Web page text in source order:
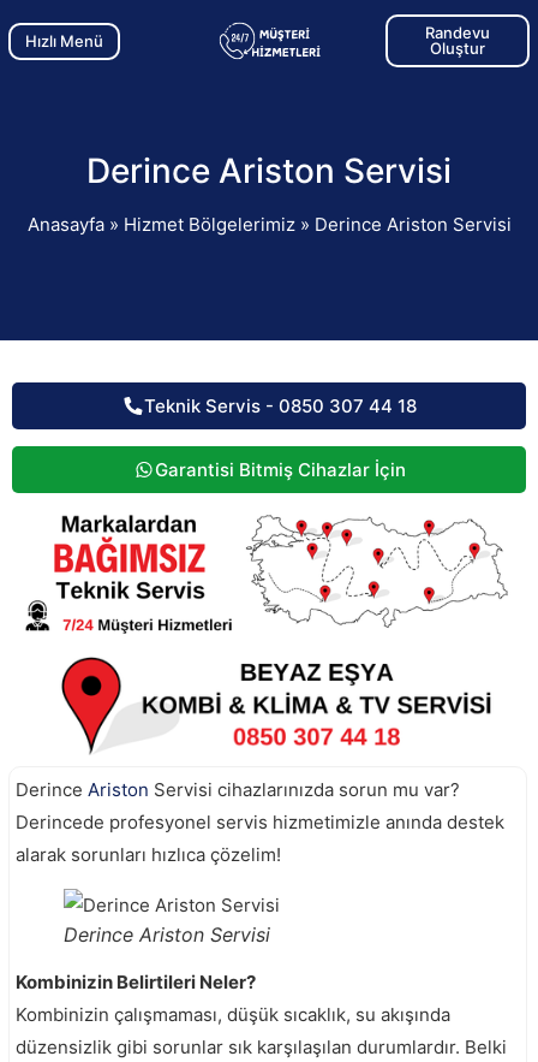
Hızlı Menü
Randevu
Oluştur
Derince Ariston Servisi
Anasayfa» Hizmet Bölgelerimiz» Derince Ariston Servisi
Teknik Servis - 0850 307 44 18
Garantisi Bitmiş Cihazlar İçin
Derince Ariston Servisi cihazlarınızda sorun mu var?
Derincede profesyonel servis hizmetimizle anında destek
alarak sorunları hızlıca çözelim!
Derince Ariston Servisi
Kombinizin Belirtileri Neler?
Kombinizin çalışmaması, düşük sıcaklık, su akışında
düzensizlik gibi sorunlar sık karşılaşılan durumlardır. Belki